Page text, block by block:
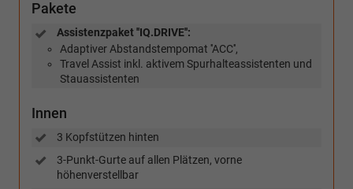
Pakete
Assistenzpaket ''IQ.DRIVE'':
Adaptiver Abstandstempomat ''ACC'',
Travel Assist inkl. aktivem Spurhalteassistenten und
Stauassistenten
Innen
3 Kopfstützen hinten
3-Punkt-Gurte auf allen Plätzen, vorne
höhenverstellbar